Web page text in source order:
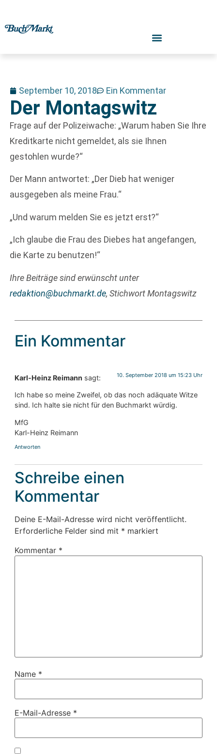
September 10, 2018 Ein Kommentar
Der Montagswitz
Frage auf der Polizeiwache: „Warum haben Sie Ihre
Kreditkarte nicht gemeldet, als sie Ihnen
gestohlen wurde?“
Der Mann antwortet: „Der Dieb hat weniger
ausgegeben als meine Frau.“
„Und warum melden Sie es jetzt erst?“
„Ich glaube die Frau des Diebes hat angefangen,
die Karte zu benutzen!“
Ihre Beiträge sind erwünscht unter
redaktion@buchmarkt.de, Stichwort Montagswitz
Ein Kommentar
Karl-Heinz Reimann sagt: 10. September 2018 um 15:23 Uhr
Ich habe so meine Zweifel, ob das noch adäquate Witze
sind. Ich halte sie nicht für den Buchmarkt würdig.
MfG
Karl-Heinz Reimann
Antworten
Schreibe einen
Kommentar
Deine E-Mail-Adresse wird nicht veröffentlicht.
Erforderliche Felder sind mit * markiert
Kommentar *
Name *
E-Mail-Adresse *